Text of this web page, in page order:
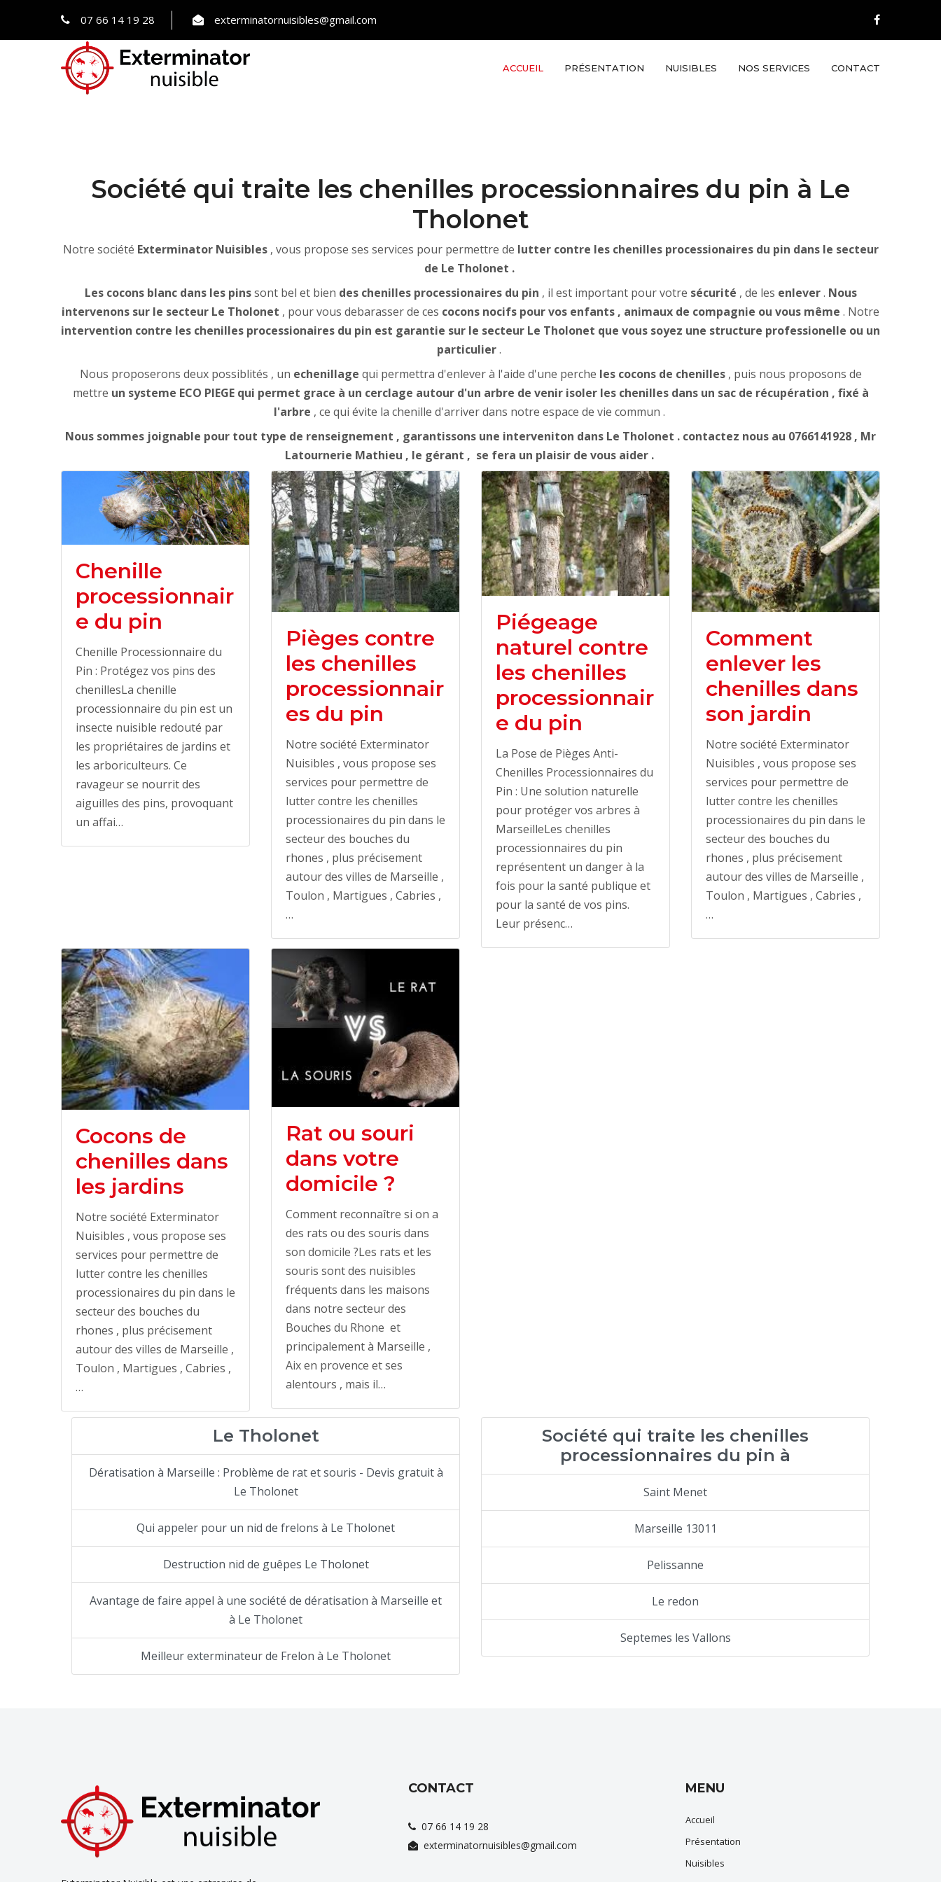
07 66 14 19 28 exterminatornuisibles@gmail.com
ACCUEIL PRÉSENTATION NUISIBLES NOS SERVICES CONTACT
Société qui traite les chenilles processionnaires du pin à Le
Tholonet
Notre société Exterminator Nuisibles , vous propose ses services pour permettre de lutter contre les chenilles processionaires du pin dans le secteur
de Le Tholonet .
Les cocons blanc dans les pinssont bel et bien des chenilles processionaires du pin , il est important pour votre sécurité , de les enlever. Nous
intervenons sur le secteur Le Tholonet , pour vous debarasser de ces cocons nocifs pour vos enfants , animaux de compagnie ou vous même . Notre
intervention contre les chenilles processionaires du pin est garantie sur le secteur Le Tholonet que vous soyez une structure professionelle ou un
particulier.
Nous proposerons deux possiblités , un echenillage qui permettra d'enlever à l'aide d'une perche les cocons de chenilles, puis nous proposons de
mettre un systeme ECO PIEGE qui permet grace à un cerclage autour d'un arbre de venir isoler les chenilles dans un sac de récupération , fixé à
l'arbre , ce qui évite la chenille d'arriver dans notre espace de vie commun .
Nous sommes joignable pour tout type de renseignement , garantissons une interveniton dans Le Tholonet . contactez nous au 0766141928 , Mr
Latournerie Mathieu , le gérant , se fera un plaisir de vous aider .
Chenille
processionnair
e du pin
Chenille Processionnaire du
Pin : Protégez vos pins des
chenillesLa chenille
processionnaire du pin est un
insecte nuisible redouté par
les propriétaires de jardins et
les arboriculteurs. Ce
ravageur se nourrit des
aiguilles des pins, provoquant
un affai…
Pièges contre
les chenilles
processionnair
es du pin
Notre société Exterminator
Nuisibles , vous propose ses
services pour permettre de
lutter contre les chenilles
processionaires du pin dans le
secteur des bouches du
rhones , plus précisement
autour des villes de Marseille ,
Toulon , Martigues , Cabries ,
…
Piégeage
naturel contre
les chenilles
processionnair
e du pin
La Pose de Pièges Anti-
Chenilles Processionnaires du
Pin : Une solution naturelle
pour protéger vos arbres à
MarseilleLes chenilles
processionnaires du pin
représentent un danger à la
fois pour la santé publique et
pour la santé de vos pins.
Leur présenc…
Comment
enlever les
chenilles dans
son jardin
Notre société Exterminator
Nuisibles , vous propose ses
services pour permettre de
lutter contre les chenilles
processionaires du pin dans le
secteur des bouches du
rhones , plus précisement
autour des villes de Marseille ,
Toulon , Martigues , Cabries ,
…
Cocons de
chenilles dans
les jardins
Notre société Exterminator
Nuisibles , vous propose ses
services pour permettre de
lutter contre les chenilles
processionaires du pin dans le
secteur des bouches du
rhones , plus précisement
autour des villes de Marseille ,
Toulon , Martigues , Cabries ,
…
Rat ou souri
dans votre
domicile ?
Comment reconnaître si on a
des rats ou des souris dans
son domicile ?Les rats et les
souris sont des nuisibles
fréquents dans les maisons
dans notre secteur des
Bouches du Rhone et
principalement à Marseille ,
Aix en provence et ses
alentours , mais il…
Le Tholonet
Dératisation à Marseille : Problème de rat et souris - Devis gratuit à
Le Tholonet
Qui appeler pour un nid de frelons à Le Tholonet
Destruction nid de guêpes Le Tholonet
Avantage de faire appel à une société de dératisation à Marseille et
à Le Tholonet
Meilleur exterminateur de Frelon à Le Tholonet
Société qui traite les chenilles
processionnaires du pin à
Saint Menet
Marseille 13011
Pelissanne
Le redon
Septemes les Vallons
CONTACT
07 66 14 19 28
exterminatornuisibles@gmail.com
MENU
Accueil
Présentation
Nuisibles